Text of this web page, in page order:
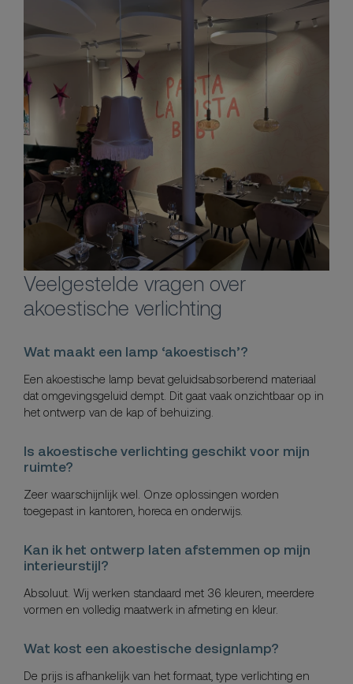
Veelgestelde vragen over
akoestische verlichting
Wat maakt een lamp ‘akoestisch’?
Een akoestische lamp bevat geluidsabsorberend materiaal
dat omgevingsgeluid dempt. Dit gaat vaak onzichtbaar op in
het ontwerp van de kap of behuizing.
Is akoestische verlichting geschikt voor mijn
ruimte?
Zeer waarschijnlijk wel. Onze oplossingen worden
toegepast in kantoren, horeca en onderwijs.
Kan ik het ontwerp laten afstemmen op mijn
interieurstijl?
Absoluut. Wij werken standaard met 36 kleuren, meerdere
vormen en volledig maatwerk in afmeting en kleur.
Wat kost een akoestische designlamp?
De prijs is afhankelijk van het formaat, type verlichting en